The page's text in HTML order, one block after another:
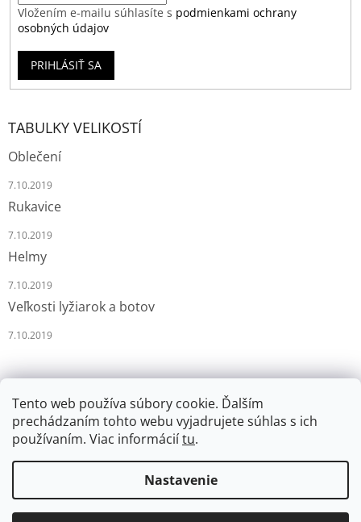
Tento web používa súbory cookie. Ďalším
prechádzaním tohto webu vyjadrujete súhlas s ich
používaním. Viac informáciítu.
Nastavenie
Vložením e-mailu súhlasíte s podmienkami ochrany
osobných údajov
PRIHLÁSIŤ SA
TABULKY VELIKOSTÍ
Oblečení
7.10.2019
Rukavice
7.10.2019
Helmy
7.10.2019
Veľkosti lyžiarok a botov
7.10.2019
Copyright 2026LYŽÁRNA-BRUSLÁRNA. Všetky práva